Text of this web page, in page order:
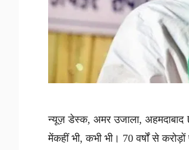
न्यूज़ डेस्क, अमर उजाला, अहमदाबाद
मेंकहीं भी, कभी भी। 70 वर्षों से